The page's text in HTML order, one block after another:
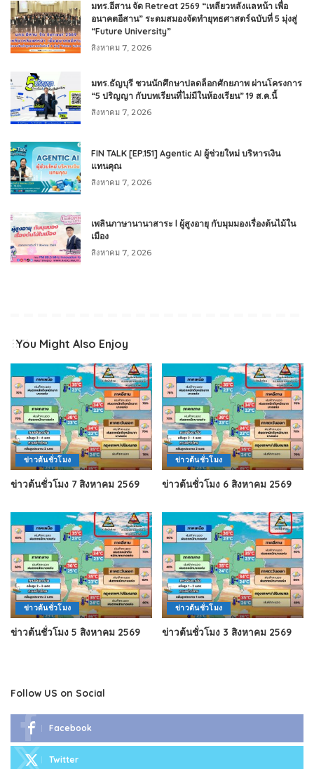
มทร.อีสาน จัด Retreat 2569 “เหลียวหลังแลหน้า เพื่อ
อนาคตอีสาน” ระดมสมองจัดทำยุทธศาสตร์ฉบับที่ 5 มุ่งสู่
“Future University”
สิงหาคม 7, 2026
มทร.ธัญบุรี ชวนนักศึกษาปลดล็อกศักยภาพ ผ่านโครงการ
“5 ปริญญา กับบทเรียนที่ไม่มีในห้องเรียน” 19 ส.ค.นี้
สิงหาคม 7, 2026
FIN TALK [EP.151] Agentic AI ผู้ช่วยใหม่ บริหารเงิน
แทนคุณ
สิงหาคม 7, 2026
เพลินภาษานานาสาระ l ผู้สูงอายุ กับมุมมองเรื่องต้นไม้ใน
เมือง
สิงหาคม 7, 2026
You Might Also Enjoy
ข่าวต้นชั่วโมง
ข่าวต้นชั่วโมง 7 สิงหาคม 2569
ข่าวต้นชั่วโมง
ข่าวต้นชั่วโมง 6 สิงหาคม 2569
ข่าวต้นชั่วโมง
ข่าวต้นชั่วโมง 5 สิงหาคม 2569
ข่าวต้นชั่วโมง
ข่าวต้นชั่วโมง 3 สิงหาคม 2569
Follow US on Social
Facebook
Twitter